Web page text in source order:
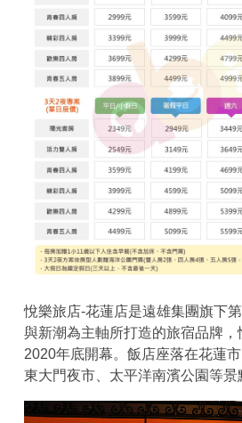
悅樂旅店-花蓮店是遠雄集團旗下
與新潮為主軸所打造的旅宿品牌
2020年底開幕。飯店座落在花蓮
東大門夜市、太平洋南濱公園等景